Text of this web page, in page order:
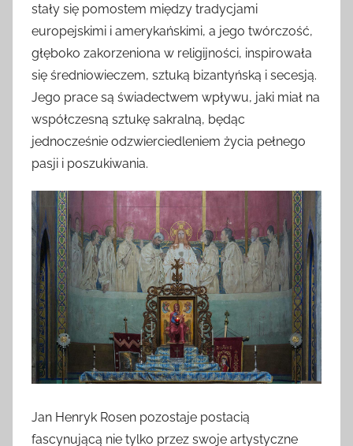
stały się pomostem między tradycjami
europejskimi i amerykańskimi, a jego twórczość,
głęboko zakorzeniona w religijności, inspirowała
się średniowieczem, sztuką bizantyńską i secesją.
Jego prace są świadectwem wpływu, jaki miał na
współczesną sztukę sakralną, będąc
jednocześnie odzwierciedleniem życia pełnego
pasji i poszukiwania.
Jan Henryk Rosen pozostaje postacią
fascynującą nie tylko przez swoje artystyczne